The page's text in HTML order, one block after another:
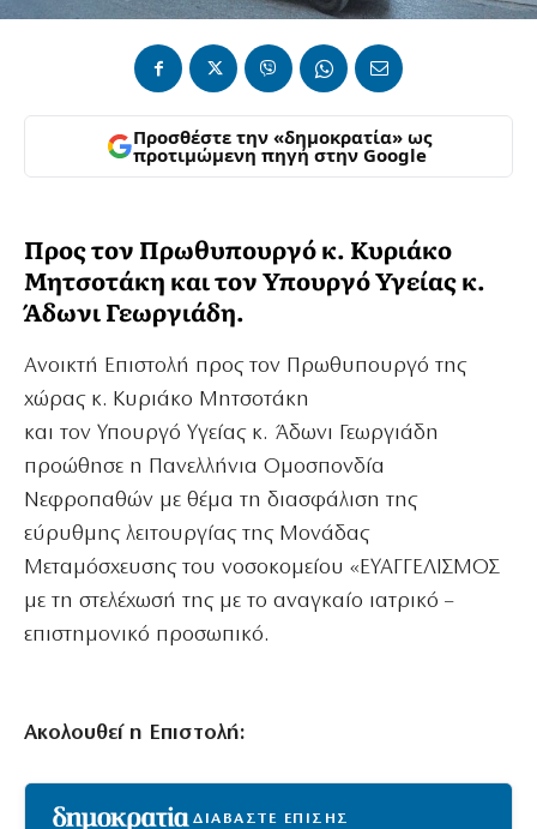
Προσθέστε την «δημοκρατία» ως
προτιμώμενη πηγή στην Google
Προς τον Πρωθυπουργό κ. Κυριάκο
Μητσοτάκη και τον Υπουργό Υγείας κ.
Άδωνι Γεωργιάδη.
Ανοικτή Επιστολή προς τον Πρωθυπουργό της
χώρας κ. Κυριάκο Μητσοτάκη
και τον Υπουργό Υγείας κ. Άδωνι Γεωργιάδη
προώθησε η Πανελλήνια Ομοσπονδία
Νεφροπαθών με θέμα τη διασφάλιση της
εύρυθμης λειτουργίας της Μονάδας
Μεταμόσχευσης του νοσοκομείου «ΕΥΑΓΓΕΛΙΣΜΟΣ
με τη στελέχωσή της με το αναγκαίο ιατρικό –
επιστημονικό προσωπικό.
Ακολουθεί η Επιστολή:
ΔΙΑΒΑΣΤΕ ΕΠΙΣΗΣ